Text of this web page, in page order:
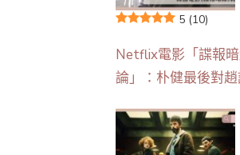
5 (10)
Netflix電影「諜報
論」：朴健最後對